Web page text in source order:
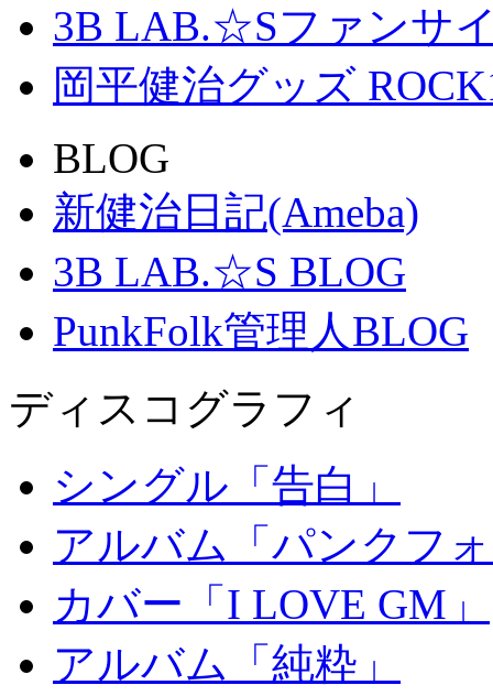
3B LAB.☆Sファンサイ
岡平健治グッズ
BLOG
新健治日記(Ameba)
3B LAB.☆S BLOG
PunkFolk管理人BLOG
ディスコグラフィ
シングル「告白」
アルバム「パンクフ
カバー「I LOVE GM」
アルバム「純粋」